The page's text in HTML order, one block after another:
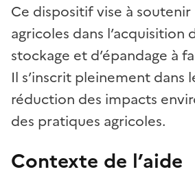
Ce dispositif vise à
agricoles dans l’acquisition
stockage et d’épandage à
Il s’inscrit pleinement dans
réduction des impacts
des pratiques agricoles.
Contexte de l’aide